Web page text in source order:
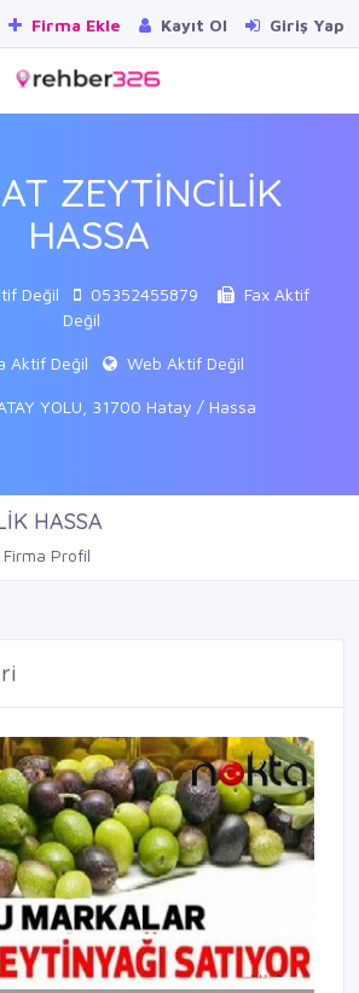
Firma Ekle Kayıt Ol Giriş Yap
ZEYTİNCİLİK
HASSA
Değil 05352455879
Fax Aktif
Değil
Aktif Değil Web Aktif Değil
YOLU, 31700 Hatay / Hassa
HASSA
Firma Profil